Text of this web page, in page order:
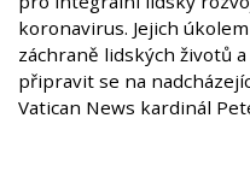
koronavirus. Jejich
záchraně lidských životů
připravit se na
Vatican News kardinál